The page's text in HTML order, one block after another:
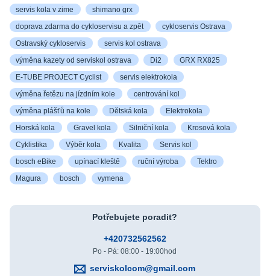
servis kola v zime shimano grx
doprava zdarma do cykloservisu a zpět cykloservis Ostrava
Ostravský cykloservis servis kol ostrava
výměna kazety od serviskol ostrava Di2 GRX RX825
E-TUBE PROJECT Cyclist servis elektrokola
výměna řetězu na jízdním kole centrování kol
výměna plášťů na kole Dětská kola Elektrokola
Horská kola Gravel kola Silniční kola Krosová kola
Cyklistika Výběr kola Kvalita Servis kol
bosch eBike upínací kleště ruční výroba Tektro
Magura bosch vymena
Potřebujete poradit?
+420732562562
Po - Pá: 08:00 - 19:00hod
serviskolcom@gmail.com